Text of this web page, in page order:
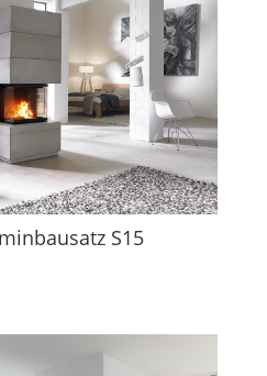
S15